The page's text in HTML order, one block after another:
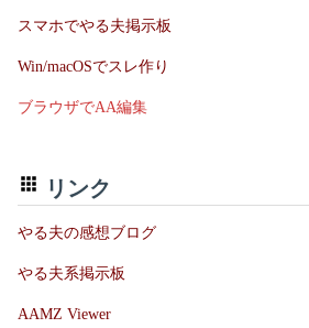
スマホでやる夫掲示板
Win/macOSでスレ作り
ブラウザでAA編集
リンク
やる夫の感想ブログ
やる夫系掲示板
AAMZ Viewer